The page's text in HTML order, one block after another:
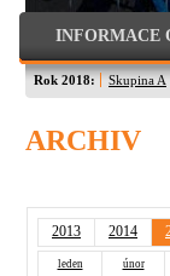
INFORMACE
Rok 2018: Skupina A
ARCHIV
2013 2014
leden únor